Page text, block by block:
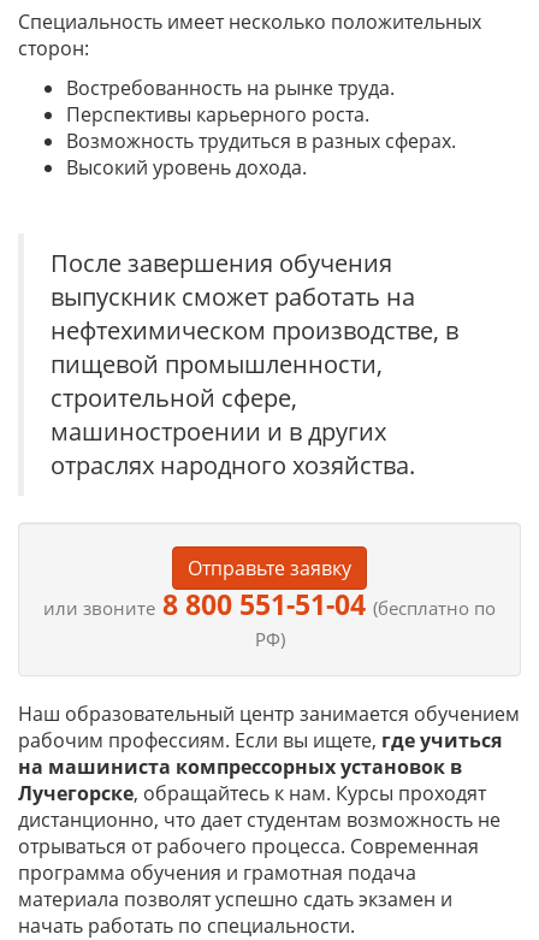
Специальность имеет несколько положительных
сторон:
Востребованность на рынке труда.
Перспективы карьерного роста.
Возможность трудиться в разных сферах.
Высокий уровень дохода.
После завершения обучения
выпускник сможет работать на
нефтехимическом производстве, в
пищевой промышленности,
строительной сфере,
машиностроении и в других
отраслях народного хозяйства.
Отправьте заявку
или звоните 8 800 551-51-04 (бесплатно по
РФ)
Наш образовательный центр занимается обучением
рабочим профессиям. Если вы ищете, где учиться
на машиниста компрессорных установок в
Лучегорске, обращайтесь к нам. Курсы проходят
дистанционно, что дает студентам возможность не
отрываться от рабочего процесса. Современная
программа обучения и грамотная подача
материала позволят успешно сдать экзамен и
начать работать по специальности.